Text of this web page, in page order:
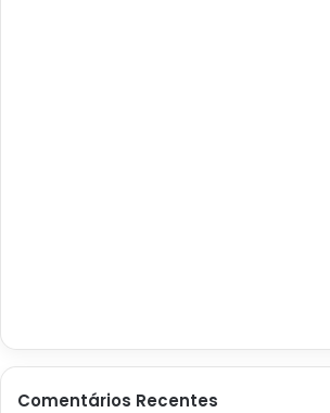
Comentários Recentes